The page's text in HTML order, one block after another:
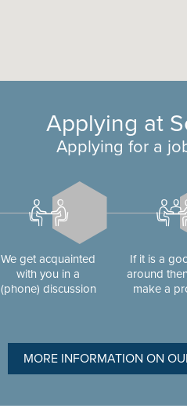
Applying at
Applying for a
We get acquainted
with you in a
(phone) discussion
If it is a
around
make a
MORE INFORMATION ON